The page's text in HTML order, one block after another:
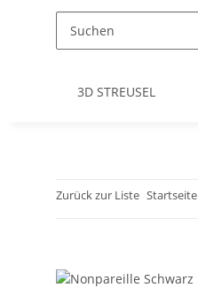
3D STREUSEL
Zurück zur Liste Startseite